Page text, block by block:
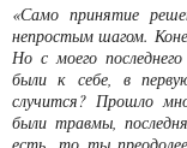
«Само принятие
непростым шагом.
Но с моего последнего
были к себе, в
случится? Прошло
были травмы,
есть, то ты